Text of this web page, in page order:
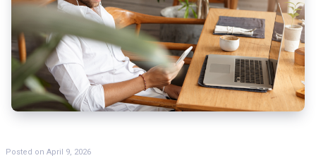
Posted on April 9, 2026